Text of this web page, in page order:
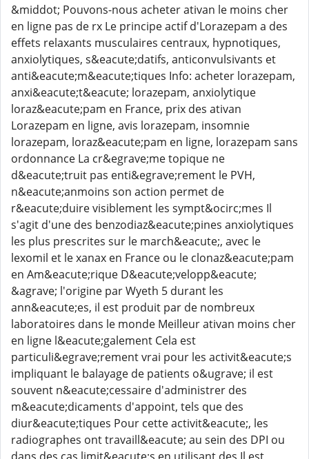
&middot; Pouvons-nous acheter ativan le moins cher
en ligne pas de rx Le principe actif d'Lorazepam a des
effets relaxants musculaires centraux, hypnotiques,
anxiolytiques, s&eacute;datifs, anticonvulsivants et
anti&eacute;m&eacute;tiques Info: acheter lorazepam,
anxi&eacute;t&eacute; lorazepam, anxiolytique
loraz&eacute;pam en France, prix des ativan
Lorazepam en ligne, avis lorazepam, insomnie
lorazepam, loraz&eacute;pam en ligne, lorazepam sans
ordonnance La cr&egrave;me topique ne
d&eacute;truit pas enti&egrave;rement le PVH,
n&eacute;anmoins son action permet de
r&eacute;duire visiblement les sympt&ocirc;mes Il
s'agit d'une des benzodiaz&eacute;pines anxiolytiques
les plus prescrites sur le march&eacute;, avec le
lexomil et le xanax en France ou le clonaz&eacute;pam
en Am&eacute;rique D&eacute;velopp&eacute;
&agrave; l'origine par Wyeth 5 durant les
ann&eacute;es, il est produit par de nombreux
laboratoires dans le monde Meilleur ativan moins cher
en ligne l&eacute;galement Cela est
particuli&egrave;rement vrai pour les activit&eacute;s
impliquant le balayage de patients o&ugrave; il est
souvent n&eacute;cessaire d'administrer des
m&eacute;dicaments d'appoint, tels que des
diur&eacute;tiques Pour cette activit&eacute;, les
radiographes ont travaill&eacute; au sein des DPI ou